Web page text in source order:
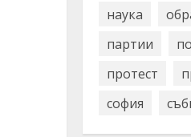
наука
партии
протест
софия